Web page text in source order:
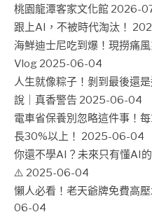
桃園龍潭客家文化館 2026-
跟上AI，不被時代淘汰！
海鮮迪士尼吃到爆！現撈痛
Vlog 2025-06-04
人生就像粽子！剝到最後還
說｜真香警告 2025-06-04
電車省保養別忽略這件事！
長30%以上！ 2025-06-04
你還不學AI？未來只有懂AI
⚠️ 2025-06-04
懶人必看！老天爺牌免費高
06-04